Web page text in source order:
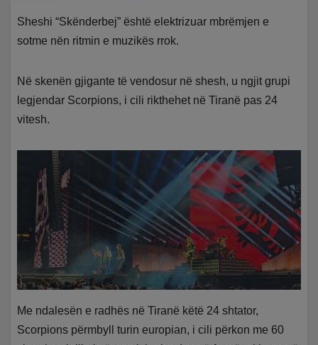
Sheshi “Skënderbej” është elektrizuar mbrëmjen e
sotme nën ritmin e muzikës rrok.
Në skenën gjigante të vendosur në shesh, u ngjit grupi
legjendar Scorpions, i cili rikthehet në Tiranë pas 24
vitesh.
Me ndalesën e radhës në Tiranë këtë 24 shtator,
Scorpions përmbyll turin europian, i cili përkon me 60